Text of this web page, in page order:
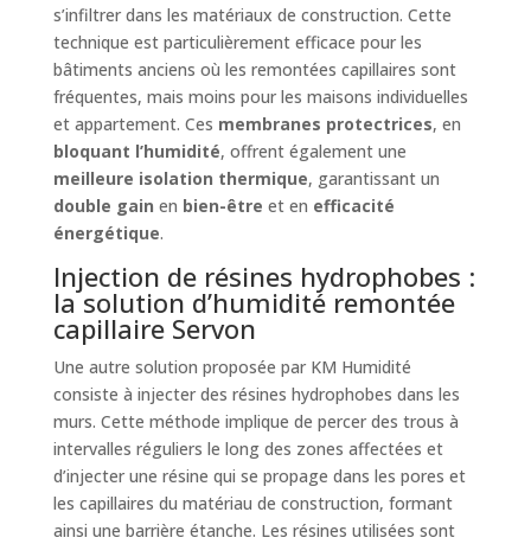
s’infiltrer dans les matériaux de construction. Cette
technique est particulièrement efficace pour les
bâtiments anciens où les remontées capillaires sont
fréquentes, mais moins pour les maisons individuelles
et appartement. Ces membranes protectrices, en
bloquant l’humidité, offrent également une
meilleure isolation thermique, garantissant un
double gain en bien-être et en efficacité
énergétique.
Injection de résines hydrophobes :
la solution d’humidité remontée
capillaire Servon
Une autre solution proposée par KM Humidité
consiste à injecter des résines hydrophobes dans les
murs. Cette méthode implique de percer des trous à
intervalles réguliers le long des zones affectées et
d’injecter une résine qui se propage dans les pores et
les capillaires du matériau de construction, formant
ainsi une barrière étanche. Les résines utilisées sont